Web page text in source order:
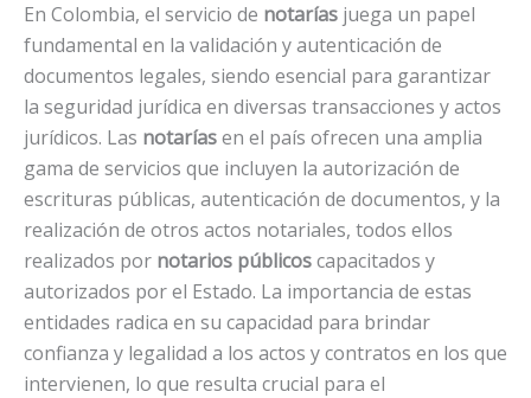
En Colombia, el servicio de notarías juega un papel
fundamental en la validación y autenticación de
documentos legales, siendo esencial para garantizar
la seguridad jurídica en diversas transacciones y actos
jurídicos. Las notaríasen el país ofrecen una amplia
gama de servicios que incluyen la autorización de
escrituras públicas, autenticación de documentos, y la
realización de otros actos notariales, todos ellos
realizados por notarios públicoscapacitados y
autorizados por el Estado. La importancia de estas
entidades radica en su capacidad para brindar
confianza y legalidad a los actos y contratos en los que
intervienen, lo que resulta crucial para el